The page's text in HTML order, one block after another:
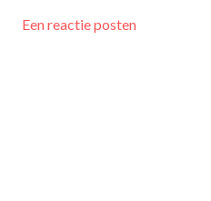
Een reactie posten